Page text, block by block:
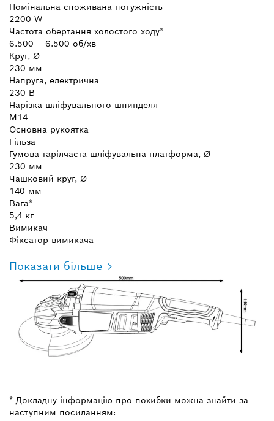
Номінальна споживана потужність
2200 W
Частота обертання холостого ходу*
6.500 – 6.500 об/хв
Круг, Ø
230 мм
Напруга, електрична
230 В
Нарізка шліфувального шпинделя
M14
Основна рукоятка
Гільза
Гумова тарілчаста шліфувальна платформа, Ø
230 мм
Чашковий круг, Ø
140 мм
Вага*
5,4 кг
Вимикач
Фіксатор вимикача
Показати більше
* Докладну інформацію про похибки можна знайти за
наступним посиланням: